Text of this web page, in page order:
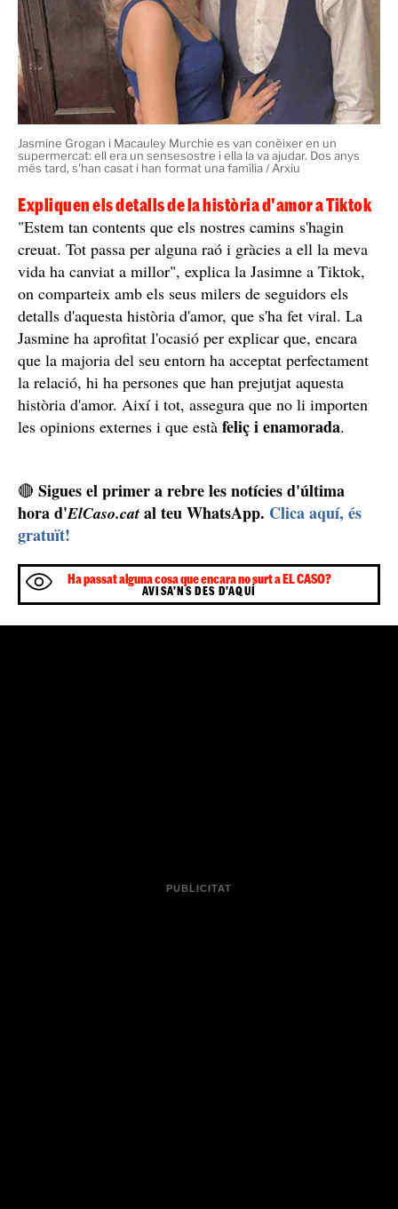
Jasmine Grogan i Macauley Murchie es van conèixer en un
supermercat: ell era un sensesostre i ella la va ajudar. Dos anys
més tard, s'han casat i han format una família / Arxiu
Expliquen els detalls de la història d'amor a Tiktok
"Estem tan contents que els nostres camins s'hagin
creuat. Tot passa per alguna raó i gràcies a ell la meva
vida ha canviat a millor", explica la Jasimne a Tiktok,
on comparteix amb els seus milers de seguidors els
detalls d'aquesta història d'amor, que s'ha fet viral. La
Jasmine ha aprofitat l'ocasió per explicar que, encara
que la majoria del seu entorn ha acceptat perfectament
la relació, hi ha persones que han prejutjat aquesta
història d'amor. Així i tot, assegura que no li importen
les opinions externes i que està feliç i enamorada.
🔴 Sigues el primer a rebre les notícies d'última
hora d'ElCaso.cat al teu WhatsApp. Clica aquí, és
gratuït!
Ha passat alguna cosa que encara no surt a EL CASO?
AVISA'NS DES D'AQUÍ